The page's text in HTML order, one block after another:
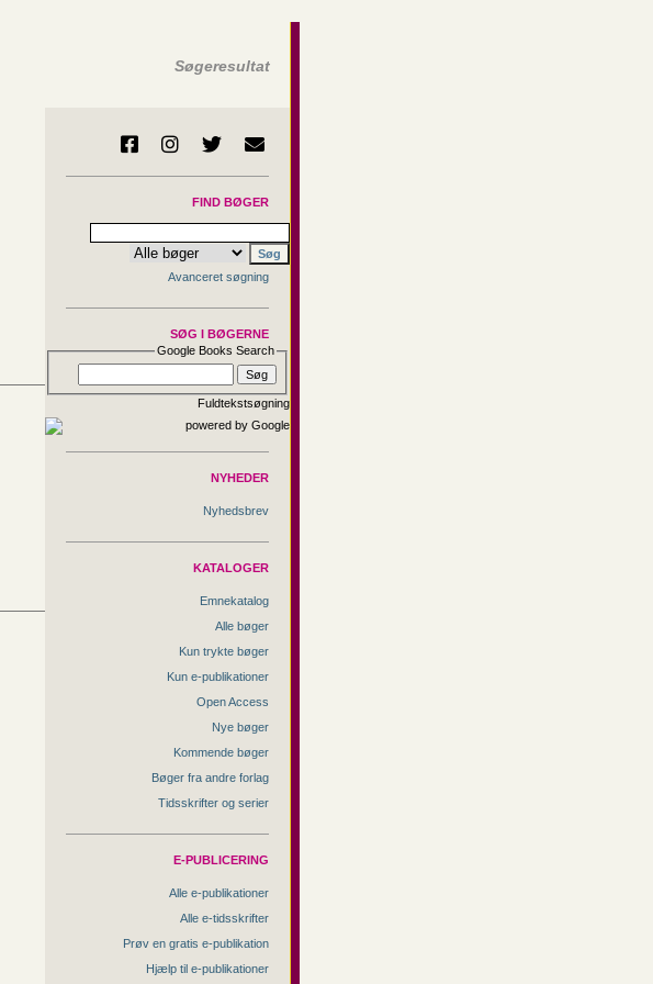
Søgeresultat
FIND BØGER
Avanceret søgning
SØG I BØGERNE
Google Books Search
Fuldtekstsøgning
NYHEDER
Nyhedsbrev
KATALOGER
Emnekatalog
Alle bøger
Kun trykte bøger
Kun e-publikationer
Open Access
Nye bøger
Kommende bøger
Bøger fra andre forlag
Tidsskrifter og serier
E-PUBLICERING
Alle e-publikationer
Alle e-tidsskrifter
Prøv en gratis e-publikation
Hjælp til e-publikationer